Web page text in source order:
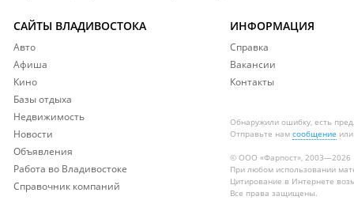
САЙТЫ ВЛАДИВОСТОКА
Авто
Афиша
Кино
Базы отдыха
Недвижимость
Новости
Объявления
Работа во Владивостоке
Справочник компаний
ИНФОРМАЦИЯ
Справка
Вакансии
Контакты
Обнаружили ошибку, есть
Отправьте нам сообщение
© ООО «Фарпост», 2003—2026
При любом использовании
Цитирование в Интернете
Все права защищены.